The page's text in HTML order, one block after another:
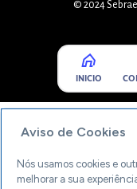
© 2024
INICIO
Aviso de Cookies
Nós usamos cookies e
melhorar a sua